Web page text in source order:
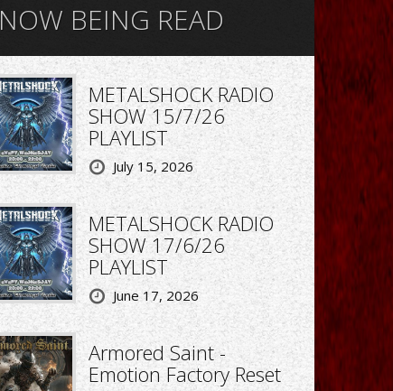
NOW BEING READ
METALSHOCK RADIO
SHOW 15/7/26
PLAYLIST
July 15, 2026
METALSHOCK RADIO
SHOW 17/6/26
PLAYLIST
June 17, 2026
Armored Saint -
Emotion Factory Reset